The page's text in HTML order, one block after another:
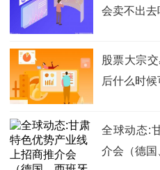
会卖不出去
股票大宗
后什么时
全球动态:
介会（德